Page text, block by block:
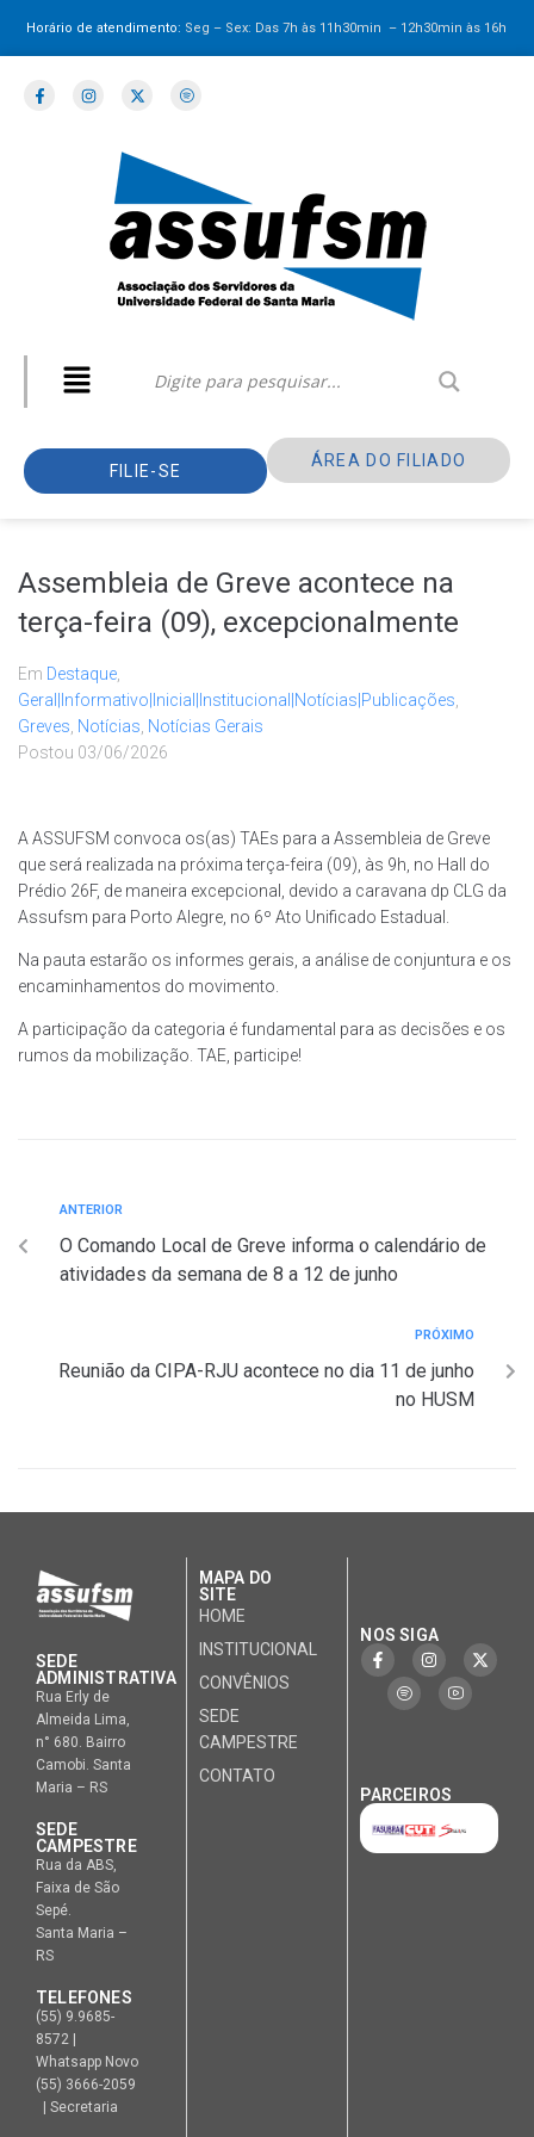
Horário de atendimento: Seg – Sex: Das 7h às 11h30min – 12h30minàs 16h
FILIE-SE
ÁREA DO FILIADO
Assembleia de Greve acontece na
terça-feira (09), excepcionalmente
Em Destaque,
Geral|Informativo|Inicial|Institucional|Notícias|Publicações,
Greves, Notícias, Notícias Gerais
Postou 03/06/2026
A ASSUFSM convoca os(as) TAEs para a Assembleia de Greve
que será realizada na próxima terça-feira (09), às 9h, no Hall do
Prédio 26F, de maneira excepcional, devido a caravana dp CLG da
Assufsm para Porto Alegre, no 6º Ato Unificado Estadual.
Na pauta estarão os informes gerais, a análise de conjuntura e os
encaminhamentos do movimento.
A participação da categoria é fundamental para as decisões e os
rumos da mobilização. TAE, participe!
ANTERIOR
O Comando Local de Greve informa o calendário de
atividades da semana de 8 a 12 de junho
PRÓXIMO
Reunião da CIPA-RJU acontece no dia 11 de junho
no HUSM
SEDE
ADMINISTRATIVA
Rua Erly de
Almeida Lima,
n° 680. Bairro
Camobi. Santa
Maria – RS
SEDE
CAMPESTRE
Rua da ABS,
Faixa de São
Sepé.
Santa Maria –
RS
TELEFONES
(55) 9.9685-
8572 |
Whatsapp Novo
(55) 3666-2059
| Secretaria
MAPA DO
SITE
HOME
INSTITUCIONAL
CONVÊNIOS
SEDE
CAMPESTRE
CONTATO
NOS SIGA
PARCEIROS